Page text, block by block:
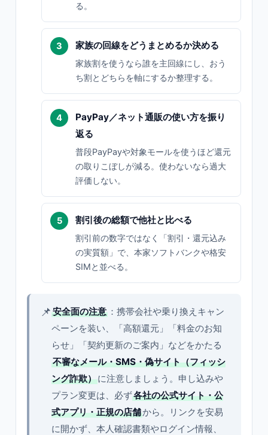
る。
家族の回線をどうまとめるか決める
家族割を使うなら誰を主回線にし、おう
ち割とどちらを軸にするか整理する。
PayPay／ネット通販の使い方を振り
返る
普段PayPayや対象モールを使うほど還元
の取りこぼしが減る。使わないなら過大
評価しない。
割引後の総額で他社と比べる
割引前の数字ではなく「割引・還元込み
の実質額」で、本家ソフトバンクや格安
SIMと並べる。
📌 安全面の注意 ：携帯会社や乗り換えキャン
ペーンを装い、「高額還元」「料金のお知
らせ」「契約更新のご案内」などをかたる
不審なメール・SMS・偽サイト（フィッシ
ング詐欺）に注意しましょう。申し込みや
プラン変更は、必ず各社の公式サイト・公
式アプリ・正規の店舗から。リンクを安易
に開かず、本人確認書類やログイン情報、